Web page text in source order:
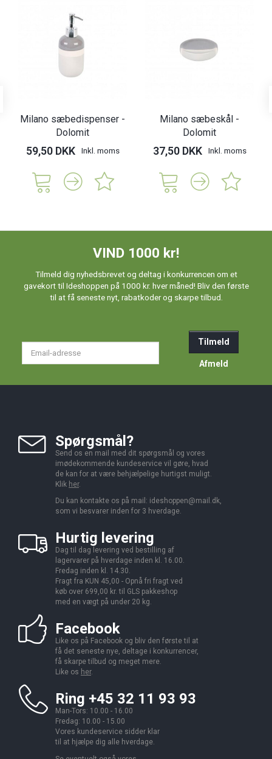
Milano sæbedispenser -
Dolomit
59,50 DKK Inkl. moms
Milano sæbeskål -
Dolomit
37,50 DKK Inkl. moms
VIND 1000 kr!
Tilmeld dig nyhedsbrevet og deltag i konkurrencen om et
gavekort til Ideshoppen på 1000 kr. hver måned! Bliv den første
til at få seneste nyt, rabatkoder og skarpe tilbud.
Tilmeld
Afmeld
Spørgsmål?
Send os en mail med dit spørgsmål og vores
imødekommende kundeservice vil gøre, hvad
de kan for at være behjælpelige hurtigst muligt.
Klik her.
Du kan kontakte os på mail: ideshoppen@mail.dk,
som vi besvarer inden for 3 hverdage.
Hurtig levering
Dag til dag levering ved bestilling af
lagervarer på hverdage inden kl. 16.00.
Fredag inden kl. 14.30.
Fragt fra KUN 45,00 - Opnå fri fragt ved
køb over 699,00 kr. til GLS pakkeshop
med en vægt på under 20 kg.
Facebook
Like os på Facebook og bliv den første til at
få det seneste nye, deltage i konkurrencer,
få skarpe tilbud og meget mere.
Like os her.
Ring +45 32 11 93 93
Man-Tors: 10.00 - 16.00
Fredag: 10.00 - 15.00
Vores kundeservice sidder klar
til at hjælpe dig alle hverdage.